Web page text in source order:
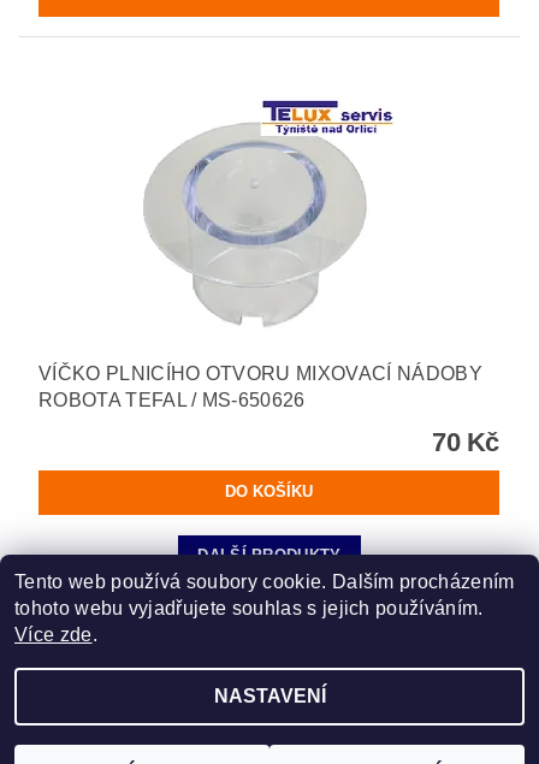
VÍČKO PLNICÍHO OTVORU MIXOVACÍ NÁDOBY
ROBOTA TEFAL / MS-650626
70 Kč
DALŠÍ PRODUKTY
1 2
2026 ©TELUX servis, všechna práva vyhrazenaUpravit nastavení cookies
Tento web používá soubory cookie. Dalším procházením
tohoto webu vyjadřujete souhlas s jejich používáním.
Více zde.
NASTAVENÍ